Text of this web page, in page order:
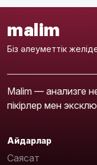
malim
Біз әлеуметтік
Malim — анализге
пікірлер мен
Айдарлар
Саясат